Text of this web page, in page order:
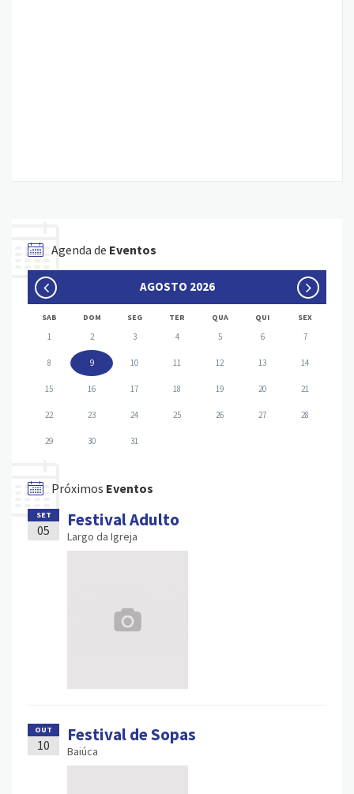
Agenda de Eventos
AGOSTO 2026
SAB DOM SEG TER QUA QUI SEX
1 2 3 4 5 6 7
8 9 10 11 12 13 14
15 16 17 18 19 20 21
22 23 24 25 26 27 28
29 30 31
Próximos Eventos
SET
05 Festival Adulto
Largo da Igreja
OUT
10 Festival de Sopas
Baiúca